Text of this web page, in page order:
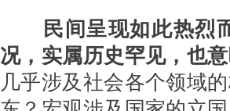
民间呈现如此热烈
况，实属历史罕见，也意
几乎涉及社会各个领域